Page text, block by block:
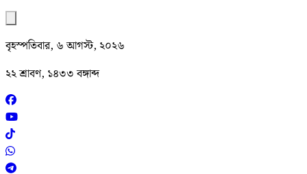
বৃহস্পতিবার, ৬ আগস্ট, ২০২৬
২২ শ্রাবণ, ১৪৩৩ বঙ্গাব্দ